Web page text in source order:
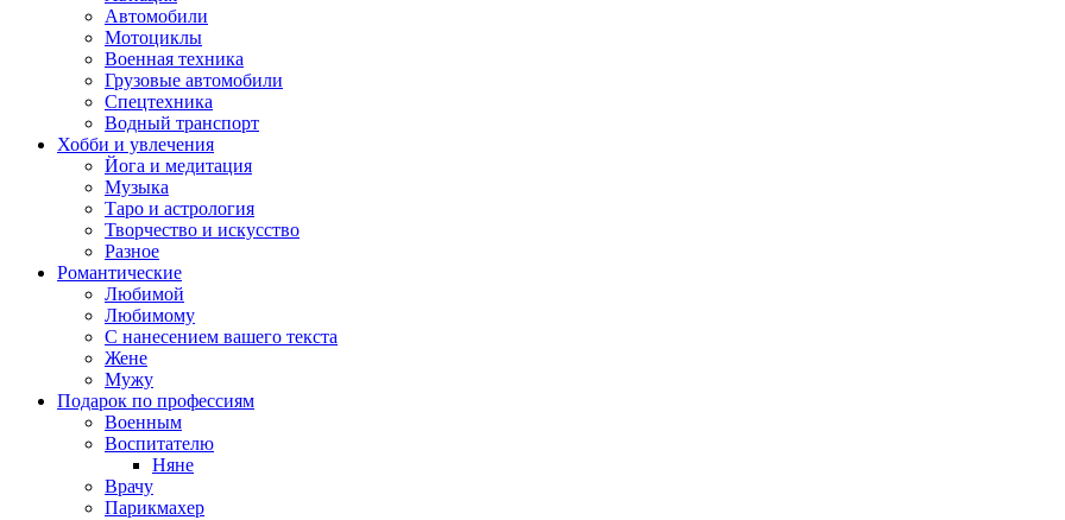
Автомобили
Мотоциклы
Военная техника
Грузовые автомобили
Спецтехника
Водный транспорт
Хобби и увлечения
Йога и медитация
Музыка
Таро и астрология
Творчество и искусство
Разное
Романтические
Любимой
Любимому
С нанесением вашего текста
Жене
Мужу
Подарок по профессиям
Военным
Воспитателю
Няне
Врачу
Парикмахер